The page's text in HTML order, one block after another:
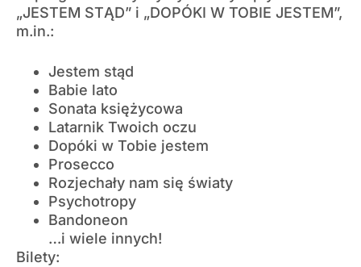
„JESTEM STĄD” i „DOPÓKI W TOBIE JESTEM”,
m.in.:
Jestem stąd
Babie lato
Sonata księżycowa
Latarnik Twoich oczu
Dopóki w Tobie jestem
Prosecco
Rozjechały nam się światy
Psychotropy
Bandoneon
…i wiele innych!
Bilety: